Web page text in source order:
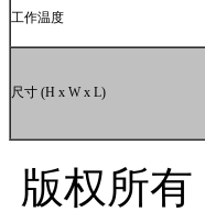
工作温度
尺寸 (H x W x L)
版权所有